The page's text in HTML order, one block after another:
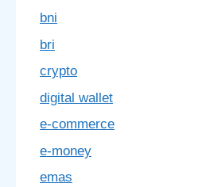
bni
bri
crypto
digital wallet
e-commerce
e-money
emas